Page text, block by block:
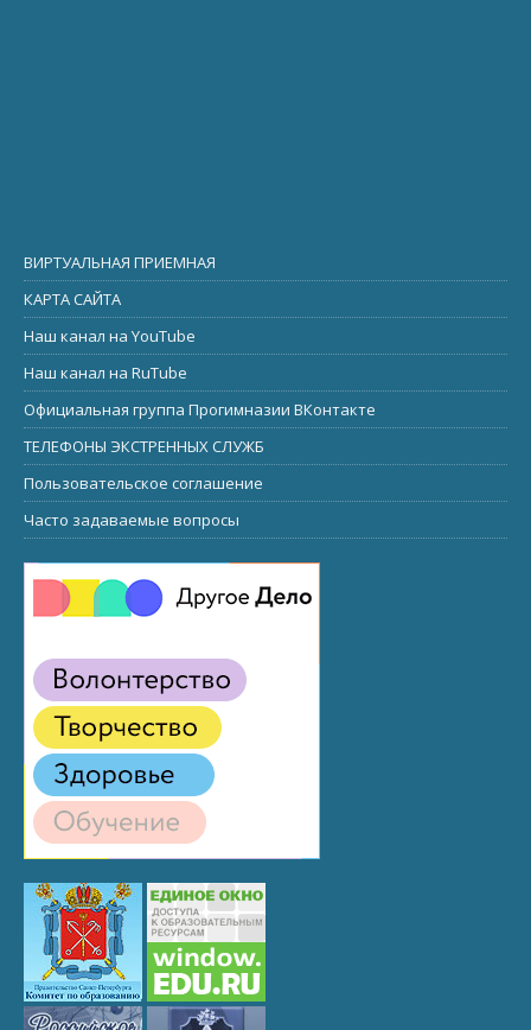
ВИРТУАЛЬНАЯ ПРИЕМНАЯ
КАРТА САЙТА
Наш канал на YouTube
Наш канал на RuTube
Официальная группа Прогимназии ВКонтакте
ТЕЛЕФОНЫ ЭКСТРЕННЫХ СЛУЖБ
Пользовательское соглашение
Часто задаваемые вопросы